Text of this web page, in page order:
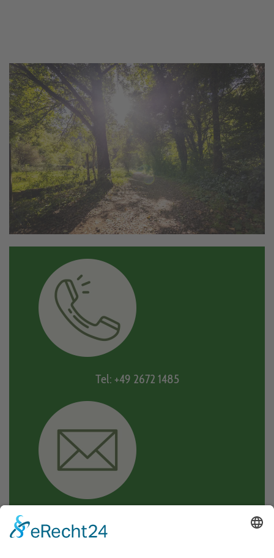
Tel: +49 2672 1485
Mail: moselkern@vgcochem.de